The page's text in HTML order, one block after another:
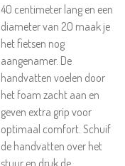
40 centimeter lang en een
diameter van 20 maak je
het fietsen nog
aangenamer. De
handvatten voelen door
het foam zacht aan en
geven extra grip voor
optimaal comfort. Schuif
de handvatten over het
stuur en druk de